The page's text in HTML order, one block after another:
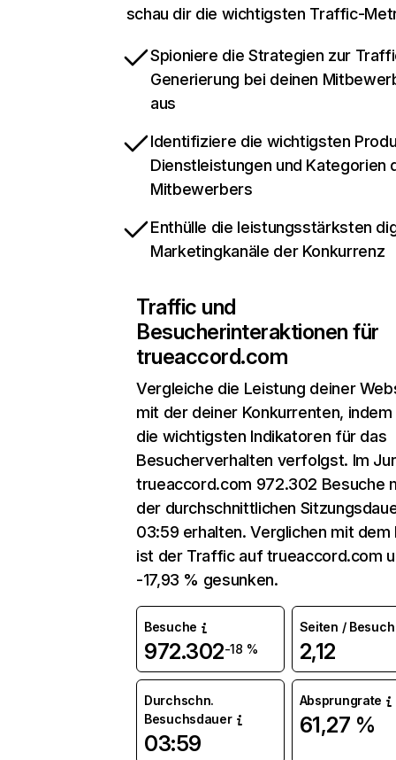
schau dir die wichtigsten Traffic-
Spioniere die Strategien zur
Generierung bei deinen
aus
Identifiziere die wichtigsten
Dienstleistungen und Kategorien
Mitbewerbers
Enthülle die leistungsstärksten
Marketingkanäle der Konkurrenz
Traffic und
Besucherinteraktionen für
trueaccord.com
Vergleiche die Leistung deiner
mit der deiner Konkurrenten, indem
die wichtigsten Indikatoren für das
Besucherverhalten verfolgst. Im
trueaccord.com 972.302 Besuche
der durchschnittlichen
03:59 erhalten. Verglichen mit dem
ist der Traffic auf trueaccord.com
-17,93 % gesunken.
Besuche
972.302-18 %
Seiten / Besuch
2,12
Durchschn.
Besuchsdauer
03:59
Absprungrate
61,27 %